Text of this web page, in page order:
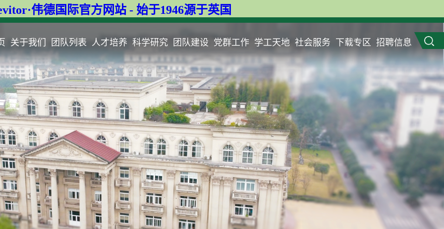
伟德国际官方网站 - 始于1946源于英国
关于我们 团队列表 人才培养 科学研究 团队建设 党群工作 学工天地 社会服务 下载专区 招聘信息